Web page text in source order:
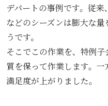
デパートの事例です。従
などのシーズンは膨大な
うです。
そこでこの作業を、特例
質を保って作業します。
満足度が上がりました。